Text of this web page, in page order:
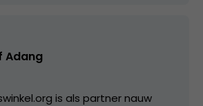
Adang
is als partner nauw